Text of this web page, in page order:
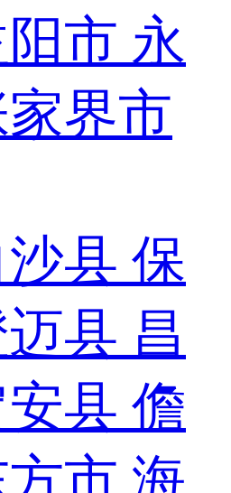
市 永
界市
县 保
县 昌
县 儋
市 海